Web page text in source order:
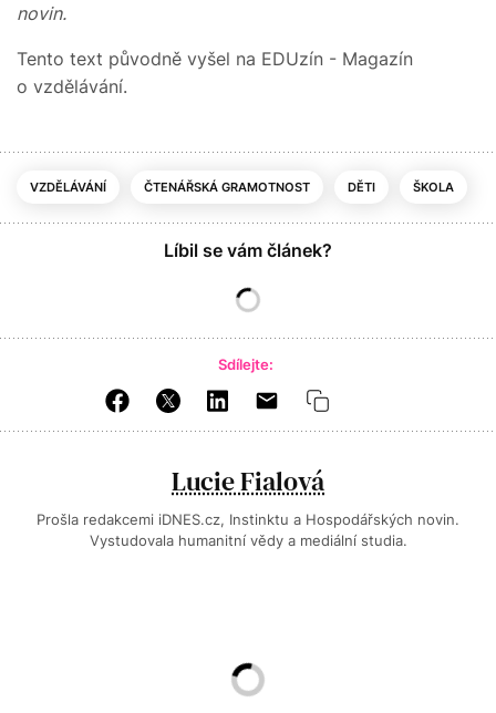
novin.
Tento text původně vyšel na EDUzín - Magazín
o vzdělávání.
VZDĚLÁVÁNÍ ČTENÁŘSKÁ GRAMOTNOST DĚTI ŠKOLA
Líbil se vám článek?
Sdílejte:
Lucie Fialová
Prošla redakcemi iDNES.cz, Instinktu a Hospodářských novin.
Vystudovala humanitní vědy a mediální studia.